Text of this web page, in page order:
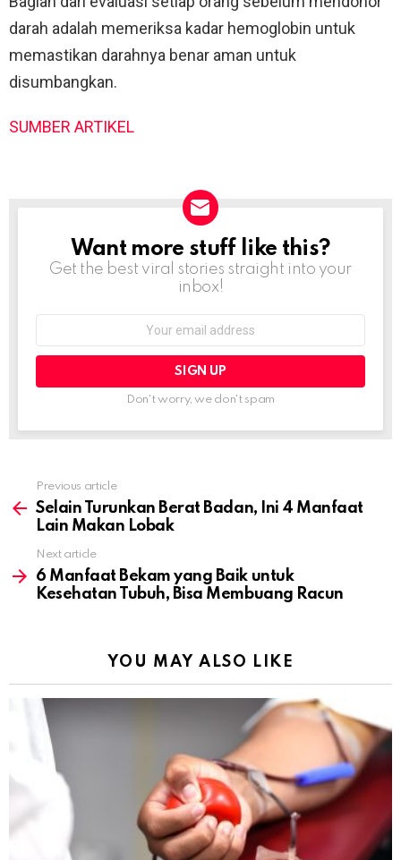
darah adalah memeriksa kadar hemoglobin untuk
memastikan darahnya benar aman untuk
disumbangkan.
SUMBER ARTIKEL
NEWSLETTER
Want more stuff like this?
Get the best viral stories straight into your
inbox!
Don't worry, we don't spam
more
Previous article
Selain Turunkan Berat Badan, Ini 4 Manfaat
Lain Makan Lobak
Next article
6 Manfaat Bekam yang Baik untuk
Kesehatan Tubuh, Bisa Membuang Racun
YOU MAY ALSO LIKE